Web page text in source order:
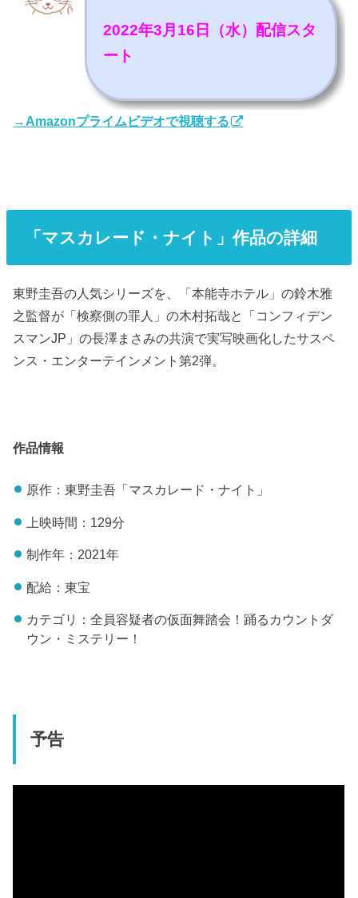
2022年3月16日（水）配信スタ
ート
→Amazonプライムビデオで視聴する
「マスカレード・ナイト」作品の詳細
東野圭吾の人気シリーズを、「本能寺ホテル」の鈴木雅
之監督が「検察側の罪人」の木村拓哉と「コンフィデン
スマンJP」の長澤まさみの共演で実写映画化したサスペ
ンス・エンターテインメント第2弾。
作品情報
原作：東野圭吾「マスカレード・ナイト」
上映時間：129分
制作年：2021年
配給：東宝
カテゴリ：全員容疑者の仮面舞踏会！踊るカウントダ
ウン・ミステリー！
予告